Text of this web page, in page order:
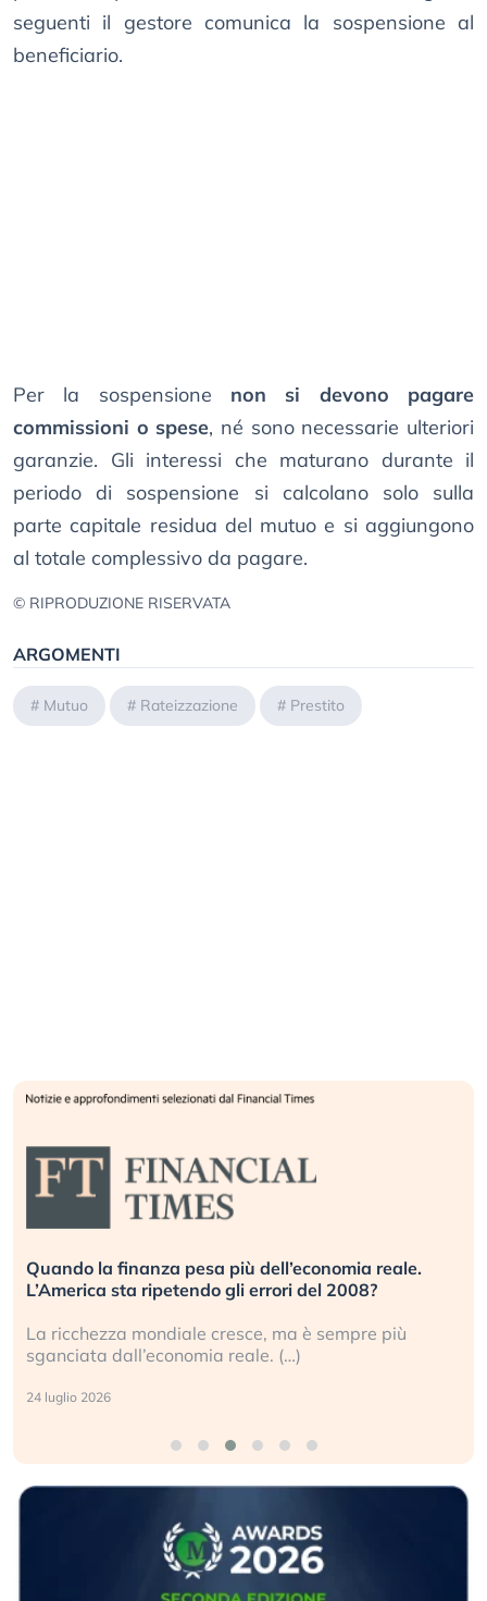
seguenti il gestore comunica la sospensione al
beneficiario.
Per la sospensione non si devono pagare
commissioni o spese, né sono necessarie ulteriori
garanzie. Gli interessi che maturano durante il
periodo di sospensione si calcolano solo sulla
parte capitale residua del mutuo e si aggiungono
al totale complessivo da pagare.
© RIPRODUZIONE RISERVATA
ARGOMENTI
# Mutuo # Rateizzazione # Prestito
Russia e Cina pronti a spegnere Starlink. Gli
investitori stanno sottovalutando il rischio?
Gli investitori tech continuano a ignorare il rischio
geopolitico: il (…)
17 luglio 2026